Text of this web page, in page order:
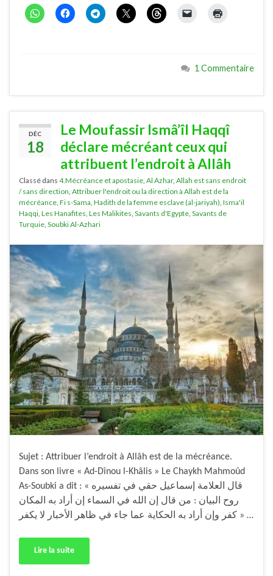
1 Commentaire
DÉC
18
Le Moufassir Ismâ’îl Haqqî
déclare mécréant ceux qui
attribuent l’endroit à Allâh
Classé dans 4.Mécréance et apostasie, Al Azhar, Allah est sans endroit
/ sans direction, Attribuer l'endroit ou la direction à Allah est de la
mécréance, Fi s-Sama, Hadith de la femme esclave (al-jariyah), Isma'il
Haqqi, Les Hanafites, Les Malikites, Savants d'Egypte, Savants de
Turquie, Soubki Al-Azhari
Sujet : Attribuer l’endroit à Allâh est de la mécréance.
Dans son livre « Ad-Dînou l-Khâlis » Le Chaykh Mahmoûd
As-Soubki a dit : « قال العلامة إسماعيل حقي في تفسيره
روح البيان : من قال إن الله في السماء إن أراد به المكان
كفر وإن أراد به الحكاية عما جاء في ظاهر الأخبار لا يكفر » …
Lire la suite